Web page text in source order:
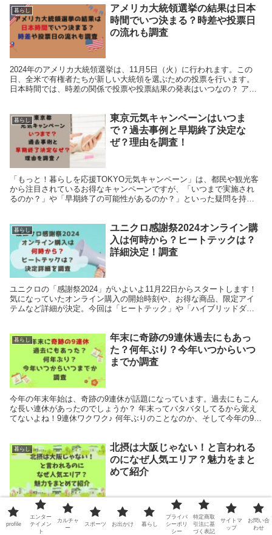
暮らし
アメリカ大統領選挙の結果は日本
時間でいつ決まる？時差や投票日
の流れも調査
2024年のアメリカ大統領選挙は、11月5日（火）に行われます。この
日、全米で有権者たちが新しい大統領を選ぶための投票を行います。
日本時間では、時差の関係で投票や投票結果の発表はいつなの？ アメ
暮らし
東京元気キャンペーンはいつま
で？過去事例と早期終了決定な
ぜ？理由を調査！
「もっと！暮らしを応援TOKYO元気キャンペーン」は、都民や観光客
から注目されているお得なキャンペーンですが、「いつまで実施され
るのか？」や「早期終了の可能性があるのか？」といった疑問を持つ
暮らし
ユニクロ感謝祭2024オンライン購
入は何時から？ヒートテックは？
詳細決定！調査
ユニクロの「感謝祭2024」がいよいよ11月22日からスタートします！
気になっていたオンライン購入の開始時刻や、お得な商品、限定アイ
テムなど詳細が決定。今回は「ヒートテック」や「ハイブリッドダウ
暮らし
年末に奇跡の9連休過去にもあっ
た？何年ぶり？今年いつからいつ
までか調査
今年の年末年始は、奇跡の9連休が話題になっています。過去にもこん
な長い連休があったのでしょうか？ 年末ってバタバタしてるから覚え
てないよね！9連休ワクワク♪ 何年ぶりのことなのか、そして今年の9連
暮らし
北摂は大阪じゃない！と言われる
のになぜ人気エリア？魅力をまと
めて紹介
大阪府内でも特に人気の高い北摂(ほくせつ)エリア。「北摂は大阪じゃ
ない！」とよく言われますがそれはなぜ？このエリアならではの特徴
や魅力にその根拠がありそうです。 実際にはどうなのでしょうか？ こ
profile
エンター
テイメン
ト
カルチャ
ー
スポーツ お出かけ 暮らし
プライバ
シーポリ
シー
特定商取
引法に基
づく表記
サイトマ
ップ
お問い合
わせ